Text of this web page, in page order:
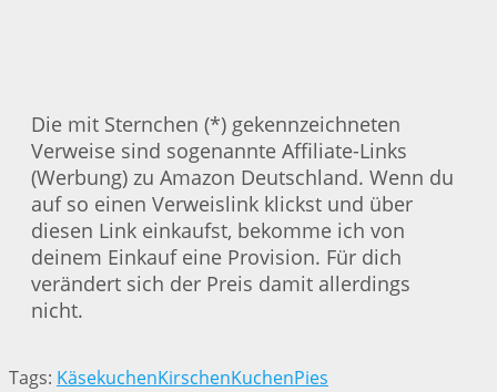
Die mit Sternchen (*) gekennzeichneten
Verweise sind sogenannte Affiliate-Links
(Werbung) zu Amazon Deutschland. Wenn du
auf so einen Verweislink klickst und über
diesen Link einkaufst, bekomme ich von
deinem Einkauf eine Provision. Für dich
verändert sich der Preis damit allerdings
nicht.
Tags: KäsekuchenKirschenKuchenPies